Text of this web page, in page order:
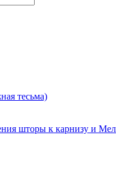
тесьма)
шторы к карнизу и